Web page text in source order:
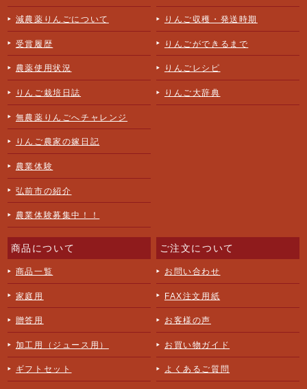
減農薬りんごについて
受賞履歴
農薬使用状況
りんご栽培日誌
無農薬りんごへチャレンジ
りんご農家の嫁日記
農業体験
弘前市の紹介
農業体験募集中！！
りんご収穫・発送時期
りんごができるまで
りんごレシピ
りんご大辞典
商品について
商品一覧
家庭用
贈答用
加工用（ジュース用）
ギフトセット
ご注文について
お問い合わせ
FAX注文用紙
お客様の声
お買い物ガイド
よくあるご質問